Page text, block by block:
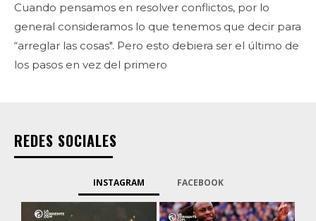
Cuando pensamos en resolver conflictos, por lo
general consideramos lo que tenemos que decir para
“arreglar las cosas". Pero esto debiera ser el último de
los pasos en vez del primero
REDES SOCIALES
INSTAGRAM FACEBOOK